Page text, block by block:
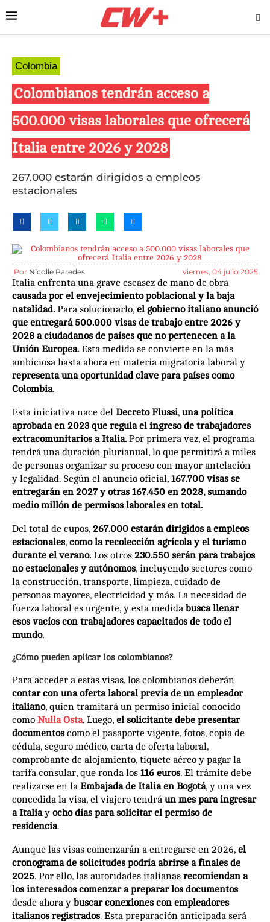
Colombia
Colombianos tendrán acceso a
500.000 visas laborales que ofrecerá
Italia entre 2026 y 2028
267.000 estarán dirigidos a empleos
estacionales
Por Nicolle Paredes viernes, 04 julio 2025
Italia enfrenta una grave escasez de mano de obra
causada por el envejecimiento poblacional y la baja
natalidad. Para solucionarlo, el gobierno italiano anunció
que entregará 500.000 visas de trabajo entre 2026 y
2028 a ciudadanos de países que no pertenecen a la
Unión Europea. Esta medida se convierte en la más
ambiciosa hasta ahora en materia migratoria laboral y
representa una oportunidad clave para países como
Colombia.
Esta iniciativa nace del Decreto Flussi, una política
aprobada en 2023 que regula el ingreso de trabajadores
extracomunitarios a Italia. Por primera vez, el programa
tendrá una duración plurianual, lo que permitirá a miles
de personas organizar su proceso con mayor antelación
y legalidad. Según el anuncio oficial, 167.700 visas se
entregarán en 2027 y otras 167.450 en 2028, sumando
medio millón de permisos laborales en total.
Del total de cupos, 267.000 estarán dirigidos a empleos
estacionales, como la recolección agrícola y el turismo
durante el verano. Los otros 230.550 serán para trabajos
no estacionales y autónomos, incluyendo sectores como
la construcción, transporte, limpieza, cuidado de
personas mayores, electricidad y más. La necesidad de
fuerza laboral es urgente, y esta medida busca llenar
esos vacíos con trabajadores capacitados de todo el
mundo.
¿Cómo pueden aplicar los colombianos?
Para acceder a estas visas, los colombianos deberán
contar con una oferta laboral previa de un empleador
italiano, quien tramitará un permiso inicial conocido
como Nulla Osta. Luego, el solicitante debe presentar
documentoscomo el pasaporte vigente, fotos, copia de
cédula, seguro médico, carta de oferta laboral,
comprobante de alojamiento, tiquete aéreo y pagar la
tarifa consular, que ronda los 116 euros. El trámite debe
realizarse en la Embajada de Italia en Bogotá, y una vez
concedida la visa, el viajero tendrá un mes para ingresar
a Italiay ocho días para solicitar el permiso de
residencia.
Aunque las visas comenzarán a entregarse en 2026, el
cronograma de solicitudes podría abrirse a finales de
2025. Por ello, las autoridades italianas recomiendan a
los interesados comenzar a preparar los documentos
desde ahora y buscar conexiones con empleadores
italianos registrados. Esta preparación anticipada será